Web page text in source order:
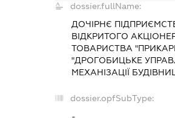
dossier.fullName:
ДОЧІРНЄ
ВІДКРИТОГО
ТОВАРИСТВА
"ДРОГОБИЦЬКЕ
МЕХАНІЗАЦІЇ
dossier.opfSubType: